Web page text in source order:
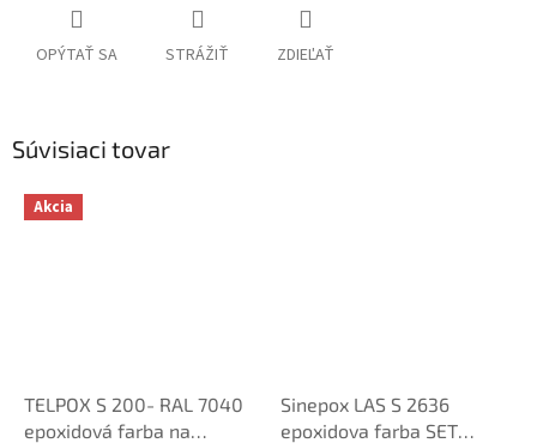
OPÝTAŤ SA STRÁŽIŤ ZDIEĽAŤ
Súvisiaci tovar
Akcia
TELPOX S 200- RAL 7040
epoxidová farba na
Sinepox LAS S 2636
epoxidova farba SET